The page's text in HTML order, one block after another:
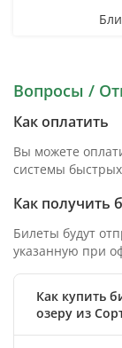
Вопросы /
Как оплатить
Вы можете
системы
Как получить
Билеты будут
указанную при
Как купить
озеру из